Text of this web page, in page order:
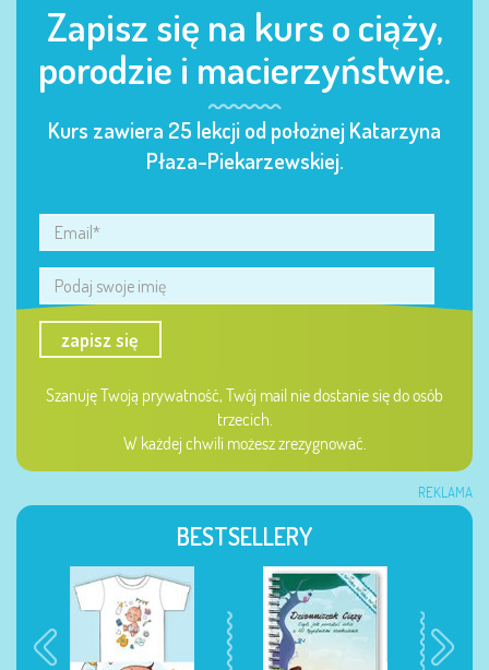
Zapisz się na kurs o ciąży,
porodzie i macierzyństwie.
Kurs zawiera 25 lekcji od położnej Katarzyna
Płaza-Piekarzewskiej.
zapisz się
Szanuję Twoją prywatność, Twój mail nie dostanie się do osób
trzecich.
W każdej chwili możesz zrezygnować.
REKLAMA
BESTSELLERY